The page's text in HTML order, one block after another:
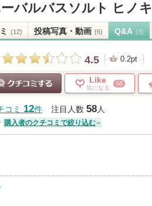
バルバスソルト ヒノキ
(12) 投稿写真・動画 (6) Q&A (3)
4.5 0.2pt
Like
気になる
58
コミ 12件 注目人数 58人
購入者のクチコミで絞り込む